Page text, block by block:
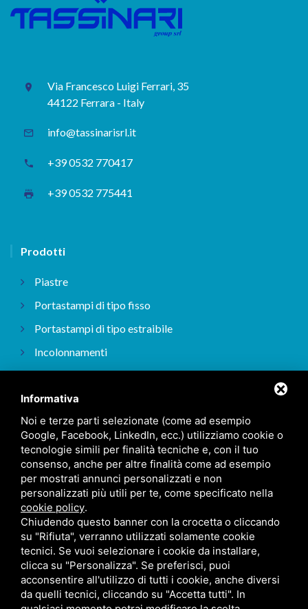
Via Francesco Luigi Ferrari, 35
44122 Ferrara - Italy
info@tassinarisrl.it
+39 0532 770417
+39 0532 775441
Prodotti
Piastre
Portastampi di tipo fisso
Portastampi di tipo estraibile
Incolonnamenti
Incolonnamenti ISO
Home
Chi siamo
Tipologie di lavorazione
I nostri lavori
Contattaci
Cookie Policy/Sitemap/ Questo sito è protetto da Google reCAPTCHA v3,
Privacy PolicyeTerms of Servicedi Google.
Informativa
Noi e terze parti selezionate (come ad esempio
Google, Facebook, LinkedIn, ecc.) utilizziamo cookie o
tecnologie simili per finalità tecniche e, con il tuo
consenso, anche per altre finalità come ad esempio
per mostrati annunci personalizzati e non
personalizzati più utili per te, come specificato nella
cookie policy.
Chiudendo questo banner con la crocetta o cliccando
su "Rifiuta", verranno utilizzati solamente cookie
tecnici. Se vuoi selezionare i cookie da installare,
clicca su "Personalizza". Se preferisci, puoi
acconsentire all'utilizzo di tutti i cookie, anche diversi
da quelli tecnici, cliccando su "Accetta tutti". In